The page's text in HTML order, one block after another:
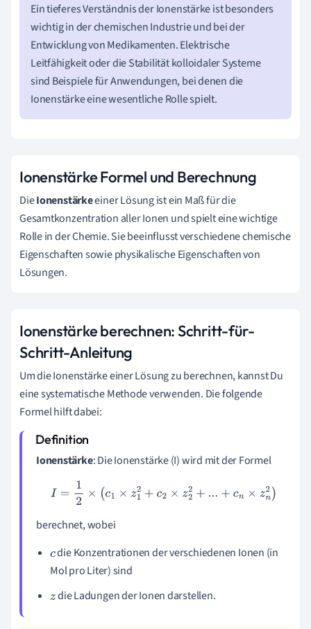
Ein tieferes Verständnis der Ionenstärke ist besonders
wichtig in der chemischen Industrie und bei der
Entwicklung von Medikamenten. Elektrische
Leitfähigkeit oder die Stabilität kolloidaler Systeme
sind Beispiele für Anwendungen, bei denen die
Ionenstärke eine wesentliche Rolle spielt.
Ionenstärke Formel und Berechnung
DieIonenstärkeeiner Lösung ist ein Maß für die
Gesamtkonzentration aller Ionen und spielt eine wichtige
Rolle in der Chemie. Sie beeinflusst verschiedene chemische
Eigenschaften sowie physikalische Eigenschaften von
Lösungen.
Ionenstärke berechnen: Schritt-für-
Schritt-Anleitung
Um die Ionenstärke einer Lösung zu berechnen, kannst Du
eine systematische Methode verwenden. Die folgende
Formel hilft dabei:
Ionenstärke: Die Ionenstärke (I) wird mit der Formel
I= 12×( c1 ×z1 2+c2× z2 2+...+c zn 2)
berechnet, wobei
cdie Konzentrationen der verschiedenen Ionen (in
Mol pro Liter) sind
zdie Ladungen der Ionen darstellen.